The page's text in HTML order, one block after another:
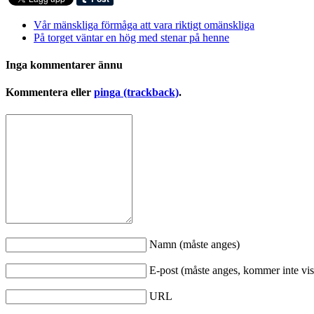
Vår mänskliga förmåga att vara riktigt omänskliga
På torget väntar en hög med stenar på henne
Inga kommentarer ännu
Kommentera eller pinga (trackback).
Namn (måste anges)
E-post (måste anges, kommer inte
URL